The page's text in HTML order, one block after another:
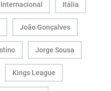
Internacional Itália
João Gonçalves
Jorge Sousa
Kings League